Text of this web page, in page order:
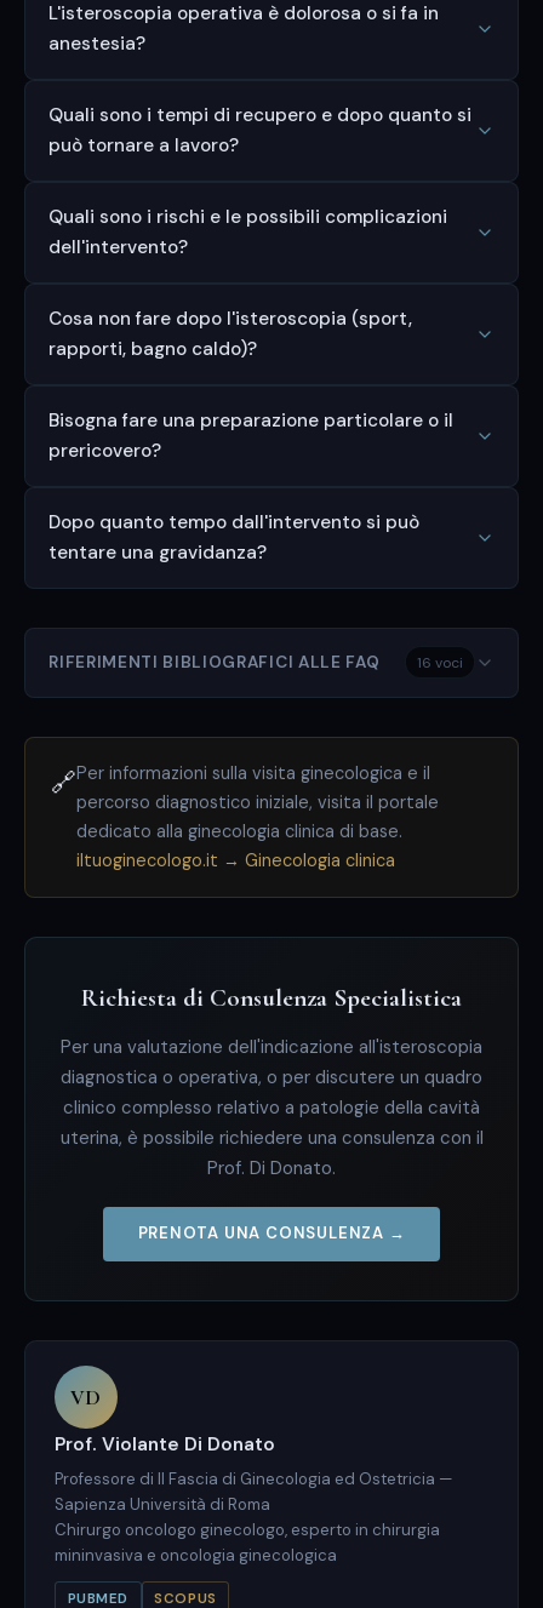
L'isteroscopia operativa è dolorosa o si fa in
anestesia?
Quali sono i tempi di recupero e dopo quanto si
può tornare a lavoro?
Quali sono i rischi e le possibili complicazioni
dell'intervento?
Cosa non fare dopo l'isteroscopia (sport,
rapporti, bagno caldo)?
Bisogna fare una preparazione particolare o il
prericovero?
Dopo quanto tempo dall'intervento si può
tentare una gravidanza?
RIFERIMENTI BIBLIOGRAFICI ALLE FAQ 16 voci
🔗Per informazioni sulla visita ginecologica e il
percorso diagnostico iniziale, visita il portale
dedicato alla ginecologia clinica di base.
iltuoginecologo.it → Ginecologia clinica
Richiesta di Consulenza Specialistica
Per una valutazione dell'indicazione all'isteroscopia
diagnostica o operativa, o per discutere un quadro
clinico complesso relativo a patologie della cavità
uterina, è possibile richiedere una consulenza con il
Prof. Di Donato.
PRENOTA UNA CONSULENZA →
VD
Prof. Violante Di Donato
Professore di II Fascia di Ginecologia ed Ostetricia —
Sapienza Università di Roma
Chirurgo oncologo ginecologo, esperto in chirurgia
mininvasiva e oncologia ginecologica
PUBMED SCOPUS